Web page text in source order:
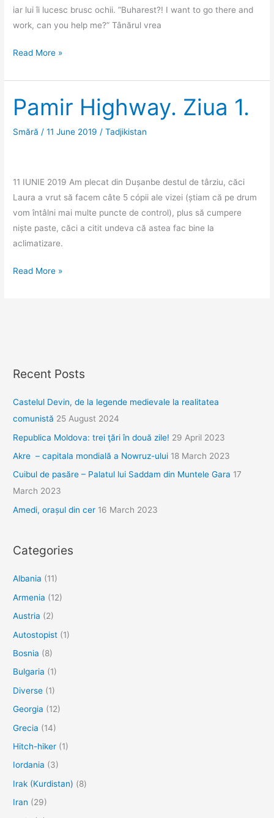
iar lui îi lucesc brusc ochii. ”Buharest?! I want to go there and
work, can you help me?” Tânărul vrea
Pamir
Ziua
2
și
ziua
Read More »
Pamir Highway. Ziua 1.
Smără/11 June 2019/Tadjikistan
11 IUNIE 2019 Am plecat din Dușanbe destul de târziu, căci
Laura a vrut să facem câte 5 cópii ale vizei (știam că pe drum
vom întâlni mai multe puncte de control), plus să cumpere
niște paste, căci a citit undeva că astea fac bine la
aclimatizare.
Pamir
Read More »
Recent Posts
Castelul Devin, de la legende medievale la realitatea
comunistă 25 August 2024
Republica Moldova: trei ţări în două zile! 29 April 2023
Akre – capitala mondială a Nowruz-ului 18 March 2023
Cuibul de pasăre – Palatul lui Saddam din Muntele Gara 17
March 2023
Amedi, orașul din cer 16 March 2023
Categories
Albania (11)
Armenia (12)
Austria (2)
Autostopist (1)
Bosnia (8)
Bulgaria (1)
Diverse (1)
Georgia (12)
Grecia (14)
Hitch-hiker (1)
Iordania (3)
Irak (Kurdistan) (8)
Iran (29)